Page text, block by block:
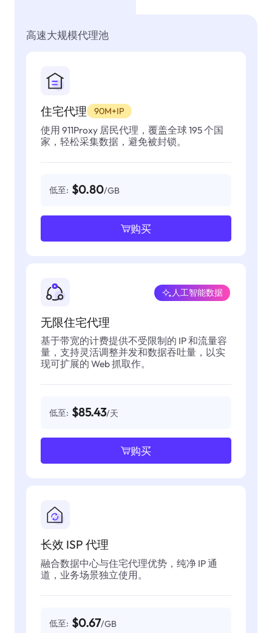
高速大规模代理池
住宅代理 90M+IP
使用 911Proxy 居民代理，覆盖全球 195 个国
家，轻松采集数据，避免被封锁。
低至: $0.80/GB
购买
无限住宅代理
人工智能数据
基于带宽的计费提供不受限制的 IP 和流量容
量，支持灵活调整并发和数据吞吐量，以实
现可扩展的 Web 抓取作。
低至: $85.43/天
购买
长效 ISP 代理
融合数据中心与住宅代理优势，纯净 IP 通
道，业务场景独立使用。
低至: $0.67/GB